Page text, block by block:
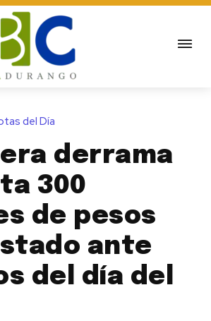
del Día
derrama
300
de pesos
ante
del día del